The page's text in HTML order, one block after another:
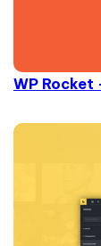
WP Rocket